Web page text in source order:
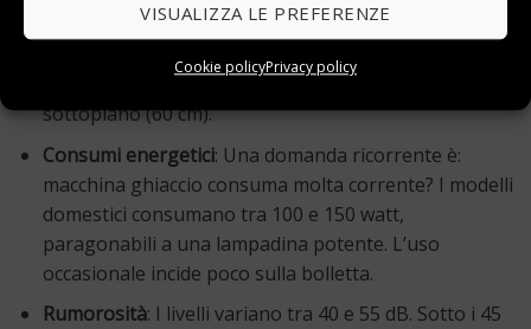
VISUALIZZA LE PREFERENZE
Cookie policyPrivacy policy
Ingombro e portabilità : Misura lo spazio disponibile.
Le macchine portatili misurano circa 30x35x30 cm,
quelle da incasso richiedono uno spazio standard
sottopiano (60 cm).
Consumi energetici: Una domanda ricorrente è:
macchina ghiaccio consuma molta corrente? I modelli
domestici consumano tra 100 e 150 watt,
paragonabili a una lampadina potente. L’uso
occasionale incide poco sulla bolletta.
Rumorosità: I livelli variano tra 40 e 55 dB. Sotto i 45